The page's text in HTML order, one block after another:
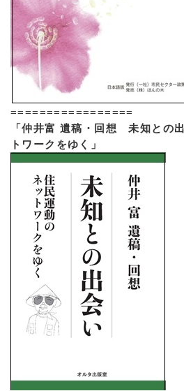
=================
「仲井富 遺稿・回想 未知との
トワークをゆく」